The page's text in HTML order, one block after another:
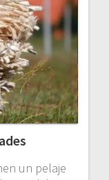
un pelaje